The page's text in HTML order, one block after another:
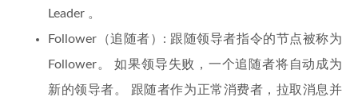
Leader 。
Follower（追随者）: 跟随领导者指令的节点被称为
Follower。 如果领导失败，一个追随者将自动成为
新的领导者。 跟随者作为正常消费者，拉取消息并